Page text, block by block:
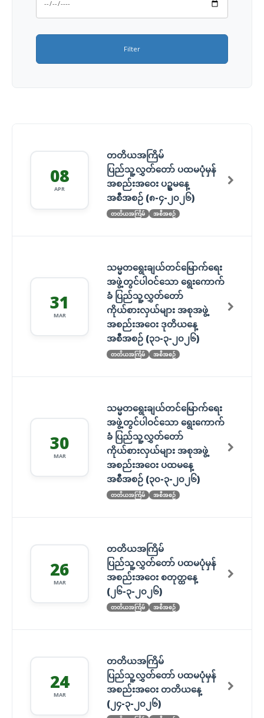
Filter
08
APR
တတိယအကြိမ်
ပြည်သူ့လွှတ်တော် ပထမပုံမှန်
အစည်းအဝေး ပဥ္စမနေ့
အစီအစဉ် (၈-၄-၂၀၂၆)
တတိယအကြိမ် အစီအစဉ်
31
MAR
သမ္မတရွေးချယ်တင်မြောက်ရေး
အဖွဲ့တွင်ပါဝင်သော ရွေးကောက်
ခံ ပြည်သူ့လွှတ်တော်
ကိုယ်စားလှယ်များ အစုအဖွဲ့
အစည်းအဝေး ဒုတိယနေ့
အစီအစဉ် (၃၁-၃-၂၀၂၆)
တတိယအကြိမ် အစီအစဉ်
30
MAR
သမ္မတရွေးချယ်တင်မြောက်ရေး
အဖွဲ့တွင်ပါဝင်သော ရွေးကောက်
ခံ ပြည်သူ့လွှတ်တော်
ကိုယ်စားလှယ်များ အစုအဖွဲ့
အစည်းအဝေး ပထမနေ့
အစီအစဉ် (၃၀-၃-၂၀၂၆)
တတိယအကြိမ် အစီအစဉ်
26
MAR
တတိယအကြိမ်
ပြည်သူ့လွှတ်တော် ပထမပုံမှန်
အစည်းအဝေး စတုတ္ထနေ့
(၂၆-၃-၂၀၂၆)
တတိယအကြိမ် အစီအစဉ်
24
MAR
တတိယအကြိမ်
ပြည်သူ့လွှတ်တော် ပထမပုံမှန်
အစည်းအဝေး တတိယနေ့
(၂၄-၃-၂၀၂၆)